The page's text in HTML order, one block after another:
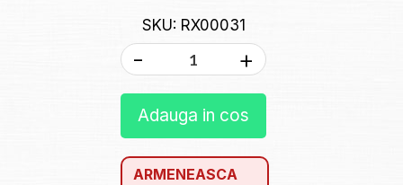
SKU: RX00031
- +
Adauga in cos
ARMENEASCA